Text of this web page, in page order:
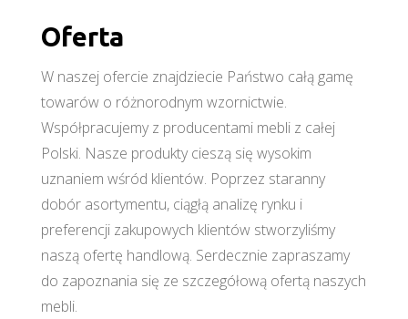
Oferta
W naszej ofercie znajdziecie Państwo całą gamę
towarów o różnorodnym wzornictwie.
Współpracujemy z producentami mebli z całej
Polski. Nasze produkty cieszą się wysokim
uznaniem wśród klientów. Poprzez staranny
dobór asortymentu, ciągłą analizę rynku i
preferencji zakupowych klientów stworzyliśmy
naszą ofertę handlową. Serdecznie zapraszamy
do zapoznania się ze szczegółową ofertą naszych
mebli.